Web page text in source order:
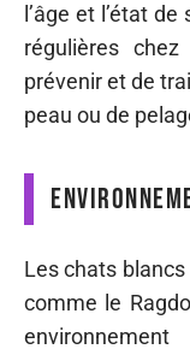
l’âge et l’état
régulières
prévenir et de
peau ou de
Les chats
comme le